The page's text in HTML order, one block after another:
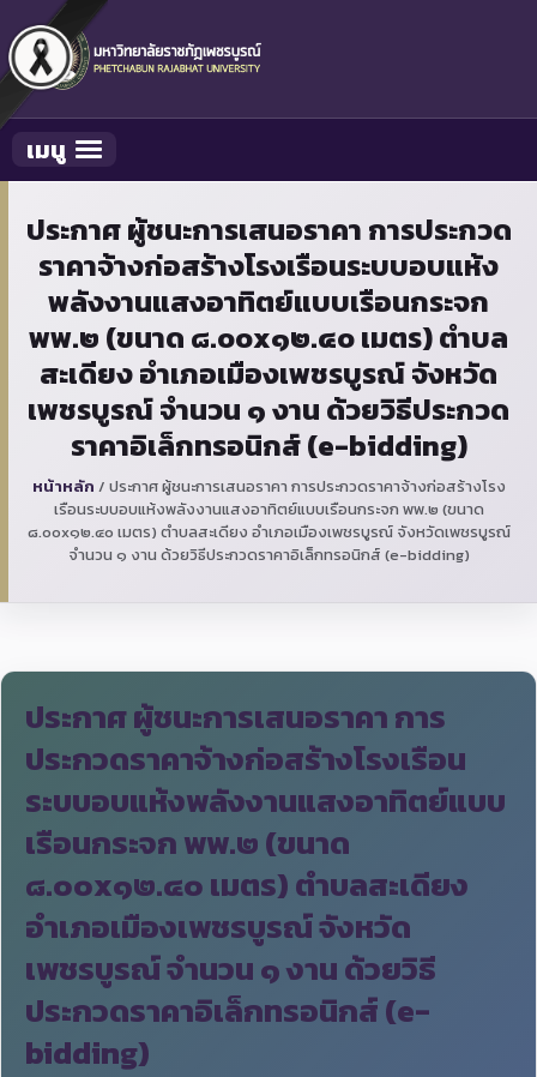
Toggle navigation
เมนู
ประกาศ ผู้ชนะการเสนอราคา การประกวด
ราคาจ้างก่อสร้างโรงเรือนระบบอบแห้ง
พลังงานแสงอาทิตย์แบบเรือนกระจก
พพ.๒ (ขนาด ๘.๐๐x๑๒.๔๐ เมตร) ตำบล
สะเดียง อำเภอเมืองเพชรบูรณ์ จังหวัด
เพชรบูรณ์ จำนวน ๑ งาน ด้วยวิธีประกวด
ราคาอิเล็กทรอนิกส์ (e-bidding)
หน้าหลัก / ประกาศ ผู้ชนะการเสนอราคา การประกวดราคาจ้างก่อสร้างโรง
เรือนระบบอบแห้งพลังงานแสงอาทิตย์แบบเรือนกระจก พพ.๒ (ขนาด
๘.๐๐x๑๒.๔๐ เมตร) ตำบลสะเดียง อำเภอเมืองเพชรบูรณ์ จังหวัดเพชรบูรณ์
จำนวน ๑ งาน ด้วยวิธีประกวดราคาอิเล็กทรอนิกส์ (e-bidding)
ประกาศ ผู้ชนะการเสนอราคา การ
ประกวดราคาจ้างก่อสร้างโรงเรือน
ระบบอบแห้งพลังงานแสงอาทิตย์แบบ
เรือนกระจก พพ.๒ (ขนาด
๘.๐๐x๑๒.๔๐ เมตร) ตำบลสะเดียง
อำเภอเมืองเพชรบูรณ์ จังหวัด
เพชรบูรณ์ จำนวน ๑ งาน ด้วยวิธี
ประกวดราคาอิเล็กทรอนิกส์ (e-
bidding)